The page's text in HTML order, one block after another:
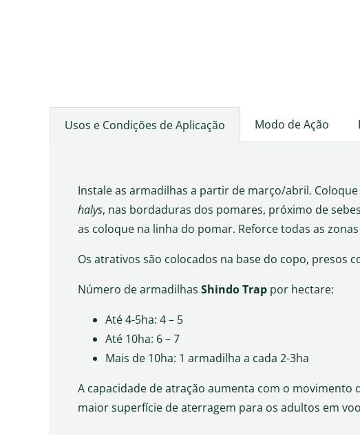
Usos e Condições de Aplicação Modo de Ação
Instale as armadilhas a partir de março/abril.
halys, nas bordaduras dos pomares, próximo de
as coloque na linha do pomar. Reforce todas as
Os atrativos são colocados na base do copo,
Número de armadilhas Shindo Trap por hectare:
Até 4-5ha: 4 – 5
Até 10ha: 6 – 7
Mais de 10ha: 1 armadilha a cada 2-3ha
A capacidade de atração aumenta com o
maior superfície de aterragem para os adultos em